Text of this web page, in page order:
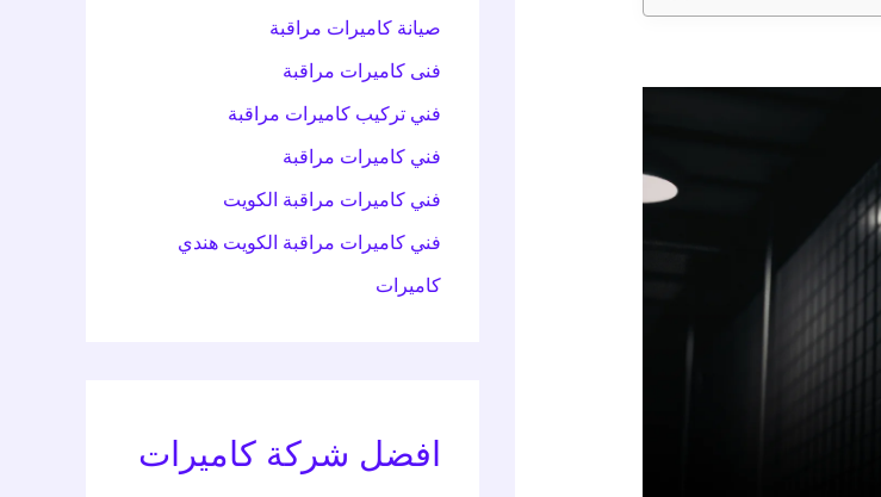
صيانة كاميرات مراقبة
فنى كاميرات مراقبة
فني تركيب كاميرات مراقبة
فني كاميرات مراقبة
فني كاميرات مراقبة الكويت
فني كاميرات مراقبة الكويت هندي
كاميرات
افضل شركة كاميرات